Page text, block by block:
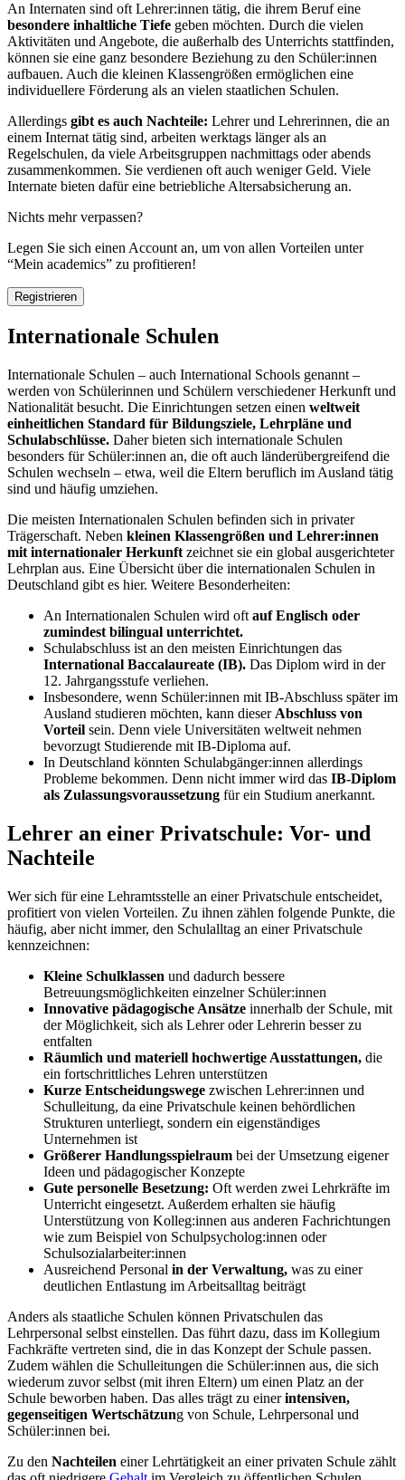
An Internaten sind oft Lehrer:innen tätig, die ihrem Beruf eine
besondere inhaltliche Tiefe geben möchten. Durch die vielen
Aktivitäten und Angebote, die außerhalb des Unterrichts stattfinden,
können sie eine ganz besondere Beziehung zu den Schüler:innen
aufbauen. Auch die kleinen Klassengrößen ermöglichen eine
individuellere Förderung als an vielen staatlichen Schulen.
Allerdings gibt es auch Nachteile: Lehrer und Lehrerinnen, die an
einem Internat tätig sind, arbeiten werktags länger als an
Regelschulen, da viele Arbeitsgruppen nachmittags oder abends
zusammenkommen. Sie verdienen oft auch weniger Geld. Viele
Internate bieten dafür eine betriebliche Altersabsicherung an.
Nichts mehr verpassen?
Legen Sie sich einen Account an, um von allen Vorteilen unter
“Mein academics” zu profitieren!
Registrieren
Internationale Schulen
Internationale Schulen – auch International Schools genannt –
werden von Schülerinnen und Schülern verschiedener Herkunft und
Nationalität besucht. Die Einrichtungen setzen einen weltweit
einheitlichen Standard für Bildungsziele, Lehrpläne und
Schulabschlüsse. Daher bieten sich internationale Schulen
besonders für Schüler:innen an, die oft auch länderübergreifend die
Schulen wechseln – etwa, weil die Eltern beruflich im Ausland tätig
sind und häufig umziehen.
Die meisten Internationalen Schulen befinden sich in privater
Trägerschaft. Neben kleinen Klassengrößen und Lehrer:innen
mit internationaler Herkunft zeichnet sie ein global ausgerichteter
Lehrplan aus. Eine Übersicht über die internationalen Schulen in
Deutschland gibt es hier. Weitere Besonderheiten:
An Internationalen Schulen wird oft auf Englisch oder
zumindest bilingual unterrichtet.
Schulabschluss ist an den meisten Einrichtungen das
International Baccalaureate (IB). Das Diplom wird in der
12. Jahrgangsstufe verliehen.
Insbesondere, wenn Schüler:innen mit IB-Abschluss später im
Ausland studieren möchten, kann dieser Abschluss von
Vorteil sein. Denn viele Universitäten weltweit nehmen
bevorzugt Studierende mit IB-Diploma auf.
In Deutschland könnten Schulabgänger:innen allerdings
Probleme bekommen. Denn nicht immer wird das IB-Diplom
als Zulassungsvoraussetzung für ein Studium anerkannt.
Lehrer an einer Privatschule: Vor- und
Nachteile
Wer sich für eine Lehramtsstelle an einer Privatschule entscheidet,
profitiert von vielen Vorteilen. Zu ihnen zählen folgende Punkte, die
häufig, aber nicht immer, den Schulalltag an einer Privatschule
kennzeichnen:
Kleine Schulklassen und dadurch bessere
Betreuungsmöglichkeiten einzelner Schüler:innen
Innovative pädagogische Ansätze innerhalb der Schule, mit
der Möglichkeit, sich als Lehrer oder Lehrerin besser zu
entfalten
Räumlich und materiell hochwertige Ausstattungen, die
ein fortschrittliches Lehren unterstützen
Kurze Entscheidungswege zwischen Lehrer:innen und
Schulleitung, da eine Privatschule keinen behördlichen
Strukturen unterliegt, sondern ein eigenständiges
Unternehmen ist
Größerer Handlungsspielraum bei der Umsetzung eigener
Ideen und pädagogischer Konzepte
Gute personelle Besetzung: Oft werden zwei Lehrkräfte im
Unterricht eingesetzt. Außerdem erhalten sie häufig
Unterstützung von Kolleg:innen aus anderen Fachrichtungen
wie zum Beispiel von Schulpsycholog:innen oder
Schulsozialarbeiter:innen
Ausreichend Personal in der Verwaltung, was zu einer
deutlichen Entlastung im Arbeitsalltag beiträgt
Anders als staatliche Schulen können Privatschulen das
Lehrpersonal selbst einstellen. Das führt dazu, dass im Kollegium
Fachkräfte vertreten sind, die in das Konzept der Schule passen.
Zudem wählen die Schulleitungen die Schüler:innen aus, die sich
wiederum zuvor selbst (mit ihren Eltern) um einen Platz an der
Schule beworben haben. Das alles trägt zu einerintensiven,
gegenseitigen Wertschätzung von Schule, Lehrpersonal und
Schüler:innen bei.
Zu den Nachteilen einer Lehrtätigkeit an einer privaten Schule zählt